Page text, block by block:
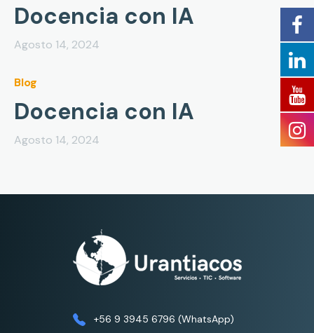
Docencia con IA
Agosto 14, 2024
Blog
Docencia con IA
Agosto 14, 2024
+56 9 3945 6796 (WhatsApp)